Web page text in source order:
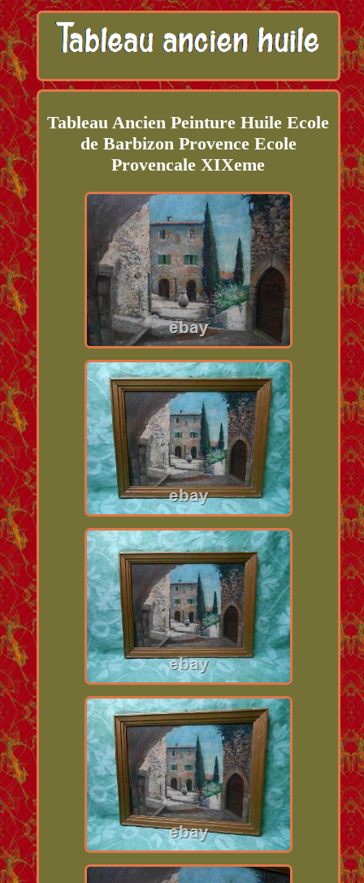
Tableau Ancien Peinture Huile Ecole
de Barbizon Provence Ecole
Provencale XIXeme